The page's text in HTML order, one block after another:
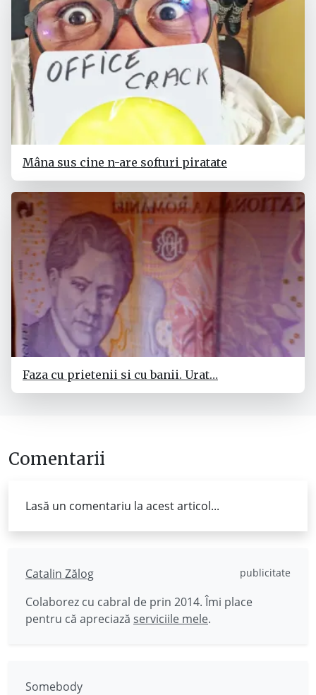
Mâna sus cine n-are softuri piratate
Faza cu prietenii si cu banii. Urat…
Comentarii
Lasă un comentariu la acest articol...
Catalin Zălog publicitate
Colaborez cu cabral de prin 2014. Îmi place
pentru că apreciază serviciile mele.
Somebody